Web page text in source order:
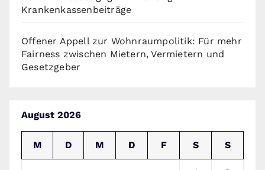
Krankenkassenbeiträge
Offener Appell zur Wohnraumpolitik: Für mehr
Fairness zwischen Mietern, Vermietern und
Gesetzgeber
August 2026
M D M D F S S